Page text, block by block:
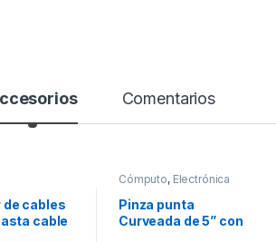
Comentarios
cables
cable
Cómputo, Electrónica
Pinza punta
Curveada de 5” con